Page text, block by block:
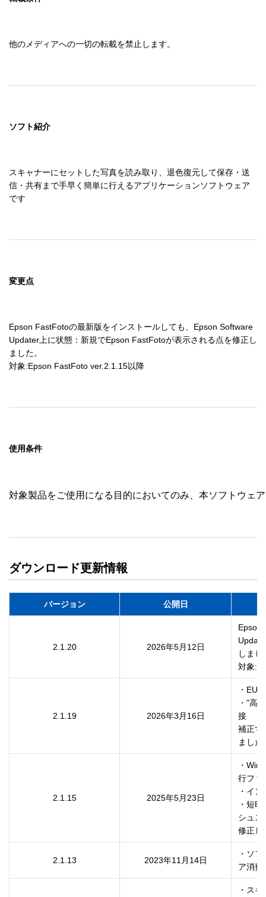
他のメディアへの一切の転載を禁止します。
ソフト紹介
スキャナーにセットした写真を読み取り、退色復元して保存・送
信・共有まで手早く簡単に行えるアプリケーションソフトウェア
です
変更点
Epson FastFotoの最新版をインストールしても、Epson Software
Updater上に状態：新規でEpson FastFotoが表示される点を修正し
ました。
対象:Epson FastFoto ver.2.1.15以降
使用条件
対象製品をご使用になる目的においてのみ、本ソフトウェ
ダウンロード更新情報
バージョン 公開日
2.1.20 2026年5月12日
Epson
しまし
対象
2.1.19 2026年3月16日
・
・"高
接
補正す
ました
2.1.15 2025年5月23日
・
行ファ
・イ
・短
シュス
修正し
2.1.13 2023年11月14日
・ソ
ア消費
・ス